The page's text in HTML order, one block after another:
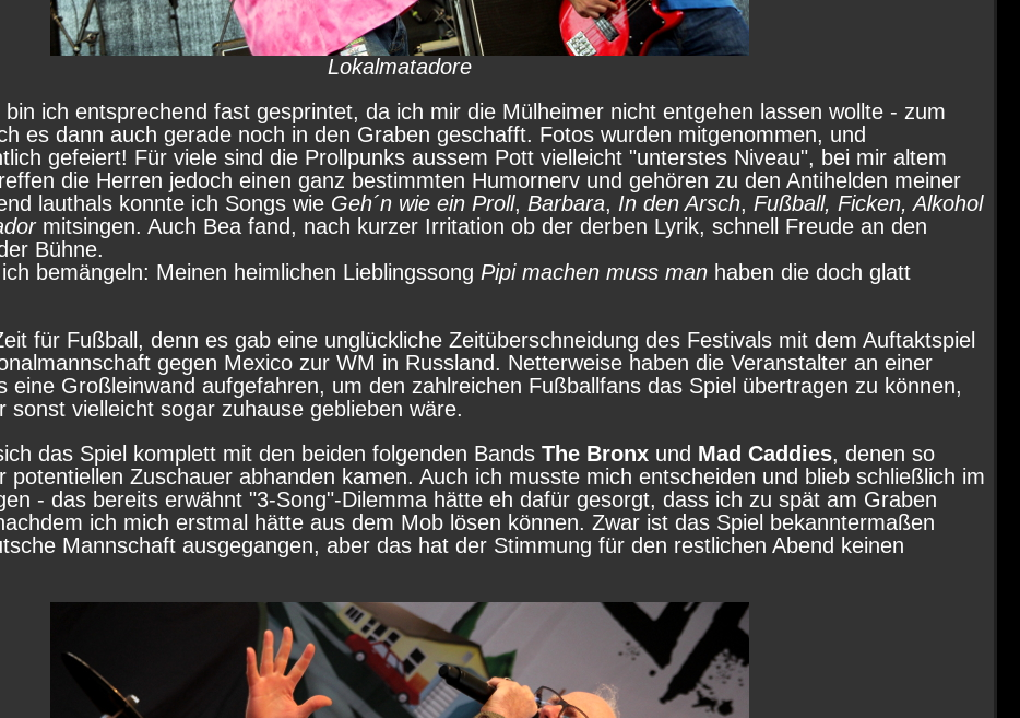
Lokalmatadore
bin ich entsprechend fast gesprintet, da ich mir die Mülheimer nicht entgehen lassen wollte - zum
es dann auch gerade noch in den Graben geschafft. Fotos wurden mitgenommen, und
gefeiert! Für viele sind die Prollpunks aussem Pott vielleicht "unterstes Niveau", bei mir altem
die Herren jedoch einen ganz bestimmten Humornerv und gehören zu den Antihelden meiner
lauthals konnte ich Songs wie Geh´n wie ein Proll, Barbara, In den Arsch, Fußball, Ficken, Alkohol
mitsingen. Auch Bea fand, nach kurzer Irritation ob der derben Lyrik, schnell Freude an den
Bühne.
bemängeln: Meinen heimlichen Lieblingssong Pipi machen muss manhaben die doch glatt
für Fußball, denn es gab eine unglückliche Zeitüberschneidung des Festivals mit dem Auftaktspiel
gegen Mexico zur WM in Russland. Netterweise haben die Veranstalter an einer
eine Großleinwand aufgefahren, um den zahlreichen Fußballfans das Spiel übertragen zu können,
sonst vielleicht sogar zuhause geblieben wäre.
das Spiel komplett mit den beiden folgenden Bands The Bronxund Mad Caddies, denen so
potentiellen Zuschauer abhanden kamen. Auch ich musste mich entscheiden und blieb schließlich im
- das bereits erwähnt "3-Song"-Dilemma hätte eh dafür gesorgt, dass ich zu spät am Graben
ich mich erstmal hätte aus dem Mob lösen können. Zwar ist das Spiel bekanntermaßen
Mannschaft ausgegangen, aber das hat der Stimmung für den restlichen Abend keinen